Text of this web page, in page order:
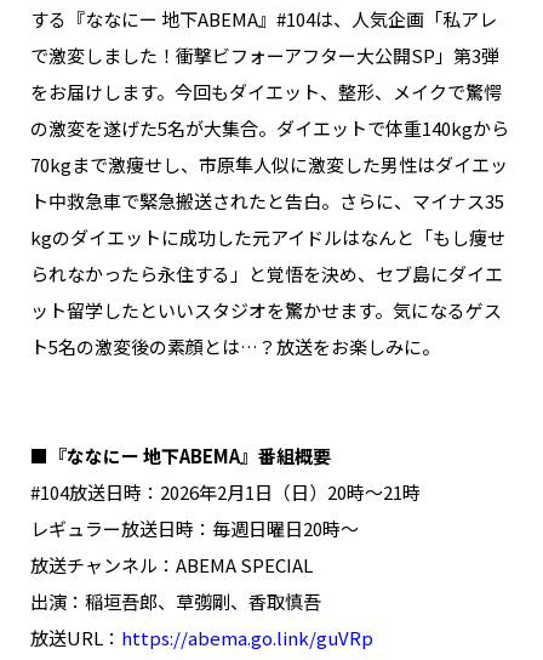
お問い合わせ
メールマガジン登録/解除
する『ななにー 地下ABEMA』#104は、人気企画「私アレ
で激変しました！衝撃ビフォーアフター大公開SP」第3弾
をお届けします。今回もダイエット、整形、メイクで驚愕
の激変を遂げた5名が大集合。ダイエットで体重140kgから
70kgまで激痩せし、市原隼人似に激変した男性はダイエッ
ト中救急車で緊急搬送されたと告白。さらに、マイナス35
kgのダイエットに成功した元アイドルはなんと「もし痩せ
られなかったら永住する」と覚悟を決め、セブ島にダイエ
ット留学したといいスタジオを驚かせます。気になるゲス
ト5名の激変後の素顔とは…？放送をお楽しみに。
■『ななにー 地下ABEMA』番組概要
#104放送日時：2026年2月1日（日）20時〜21時
レギュラー放送日時：毎週日曜日20時〜
放送チャンネル：ABEMA SPECIAL
出演：稲垣吾郎、草彅剛、香取慎吾
放送URL： https://abema.go.link/guVRp